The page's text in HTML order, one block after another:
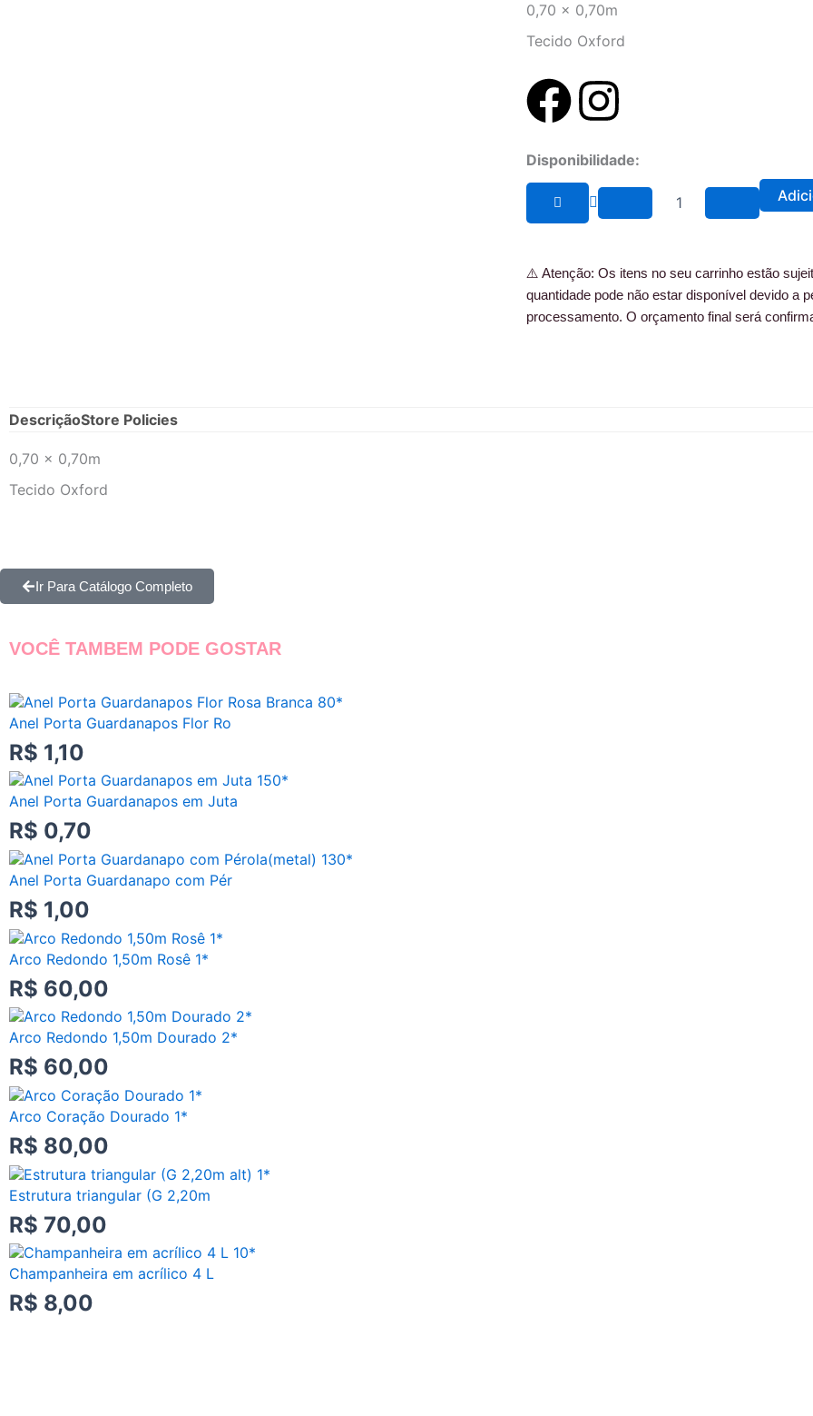
0,70 x 0,70m
Tecido Oxford
F
a
c
e
b
o
I
n
s
t
a
g
Disponibilidade:
Preto
quantidade
⚠️ Atenção: Os itens no seu carrinho estão
quantidade pode não estar disponível devido a
processamento. O orçamento final será
DescriçãoStore Policies
0,70 x 0,70m
Tecido Oxford
Ir Para Catálogo Completo
VOCÊ TAMBEM PODE GOSTAR
Anel Porta Guardanapos Flor Ro
R$ 1,10
Anel Porta Guardanapos em Juta
R$ 0,70
Anel Porta Guardanapo com Pér
R$ 1,00
Arco Redondo 1,50m Rosê 1*
R$ 60,00
Arco Redondo 1,50m Dourado 2*
R$ 60,00
Arco Coração Dourado 1*
R$ 80,00
Estrutura triangular (G 2,20m
R$ 70,00
Champanheira em acrílico 4 L
R$ 8,00